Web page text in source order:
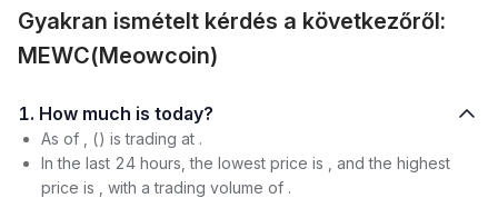
Gyakran ismételt kérdés a következőről:
MEWC(Meowcoin)
1. How much is today?
As of , () is trading at .
In the last 24 hours, the lowest price is , and the highest
price is , with a trading volume of .